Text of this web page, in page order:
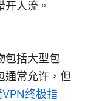
人流。
包括大型包
通常允许，但
终极指